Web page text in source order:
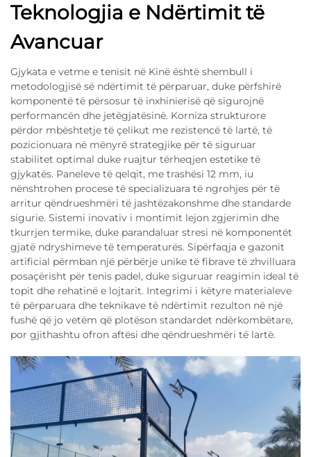
Teknologjia e Ndërtimit të
Avancuar
Gjykata e vetme e tenisit në Kinë është shembull i
metodologjisë së ndërtimit të përparuar, duke përfshirë
komponentë të përsosur të inxhinierisë që sigurojnë
performancën dhe jetëgjatësinë. Korniza strukturore
përdor mbështetje të çelikut me rezistencë të lartë, të
pozicionuara në mënyrë strategjike për të siguruar
stabilitet optimal duke ruajtur tërheqjen estetike të
gjykatës. Paneleve të qelqit, me trashësi 12 mm, iu
nënshtrohen procese të specializuara të ngrohjes për të
arritur qëndrueshmëri të jashtëzakonshme dhe standarde
sigurie. Sistemi inovativ i montimit lejon zgjerimin dhe
tkurrjen termike, duke parandaluar stresi në komponentët
gjatë ndryshimeve të temperaturës. Sipërfaqja e gazonit
artificial përmban një përbërje unike të fibrave të zhvilluara
posaçërisht për tenis padel, duke siguruar reagimin ideal të
topit dhe rehatinë e lojtarit. Integrimi i këtyre materialeve
të përparuara dhe teknikave të ndërtimit rezulton në një
fushë që jo vetëm që plotëson standardet ndërkombëtare,
por gjithashtu ofron aftësi dhe qëndrueshmëri të lartë.